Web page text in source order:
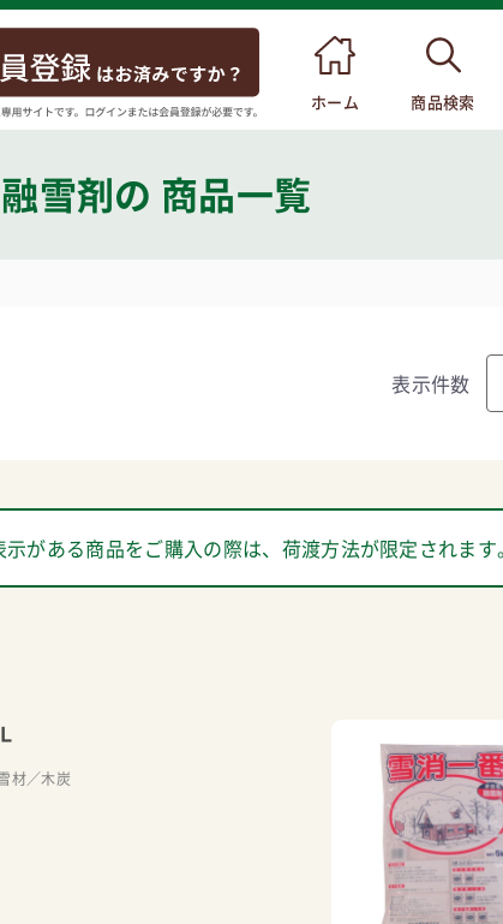
ホーム 商品検索
雪剤の 商品一覧
表示件数
がある商品をご購入の際は、荷渡方法が限定されます
材／木炭